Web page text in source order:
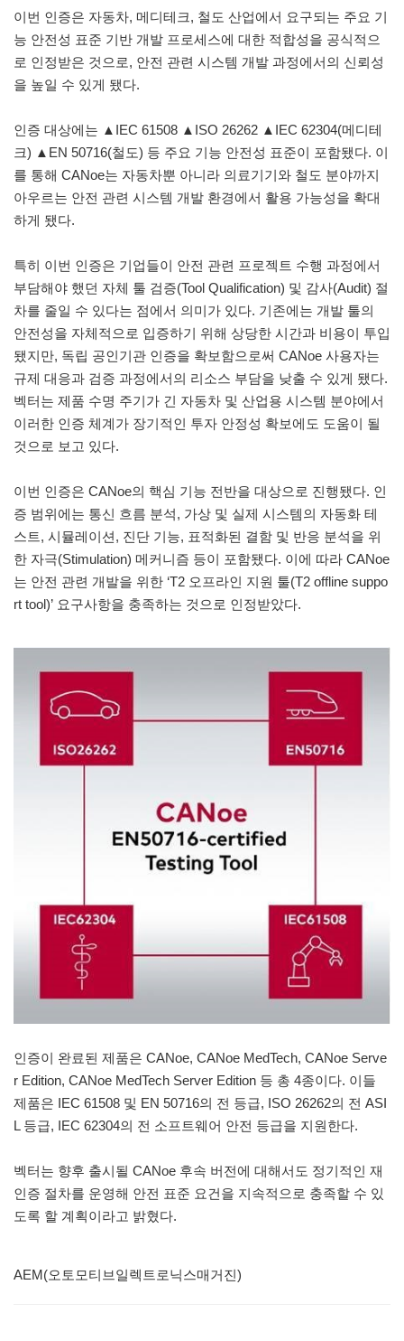
이번 인증은 자동차, 메디테크, 철도 산업에서 요구되는 주요 기
능 안전성 표준 기반 개발 프로세스에 대한 적합성을 공식적으
로 인정받은 것으로, 안전 관련 시스템 개발 과정에서의 신뢰성
을 높일 수 있게 됐다.
인증 대상에는 ▲IEC 61508 ▲ISO 26262 ▲IEC 62304(메디테
크) ▲EN 50716(철도) 등 주요 기능 안전성 표준이 포함됐다. 이
를 통해 CANoe는 자동차뿐 아니라 의료기기와 철도 분야까지
아우르는 안전 관련 시스템 개발 환경에서 활용 가능성을 확대
하게 됐다.
특히 이번 인증은 기업들이 안전 관련 프로젝트 수행 과정에서
부담해야 했던 자체 툴 검증(Tool Qualification) 및 감사(Audit) 절
차를 줄일 수 있다는 점에서 의미가 있다. 기존에는 개발 툴의
안전성을 자체적으로 입증하기 위해 상당한 시간과 비용이 투입
됐지만, 독립 공인기관 인증을 확보함으로써 CANoe 사용자는
규제 대응과 검증 과정에서의 리소스 부담을 낮출 수 있게 됐다.
벡터는 제품 수명 주기가 긴 자동차 및 산업용 시스템 분야에서
이러한 인증 체계가 장기적인 투자 안정성 확보에도 도움이 될
것으로 보고 있다.
이번 인증은 CANoe의 핵심 기능 전반을 대상으로 진행됐다. 인
증 범위에는 통신 흐름 분석, 가상 및 실제 시스템의 자동화 테
스트, 시뮬레이션, 진단 기능, 표적화된 결함 및 반응 분석을 위
한 자극(Stimulation) 메커니즘 등이 포함됐다. 이에 따라 CANoe
는 안전 관련 개발을 위한 ‘T2 오프라인 지원 툴(T2 offline suppo
rt tool)’ 요구사항을 충족하는 것으로 인정받았다.
인증이 완료된 제품은 CANoe, CANoe MedTech, CANoe Serve
r Edition, CANoe MedTech Server Edition 등 총 4종이다. 이들
제품은 IEC 61508 및 EN 50716의 전 등급, ISO 26262의 전 ASI
L 등급, IEC 62304의 전 소프트웨어 안전 등급을 지원한다.
벡터는 향후 출시될 CANoe 후속 버전에 대해서도 정기적인 재
인증 절차를 운영해 안전 표준 요건을 지속적으로 충족할 수 있
도록 할 계획이라고 밝혔다.
AEM(오토모티브일렉트로닉스매거진)